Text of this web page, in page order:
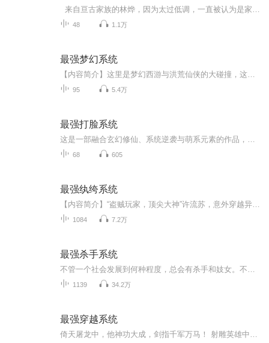
48 1.1万
最强梦幻系统
95 5.4万
最强打脸系统
68 605
最强纨绔系统
1084 7.2万
最强杀手系统
1139 34.2万
最强穿越系统